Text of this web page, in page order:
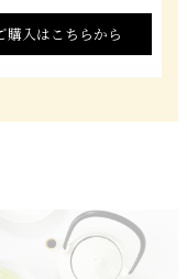
購入はこちらから